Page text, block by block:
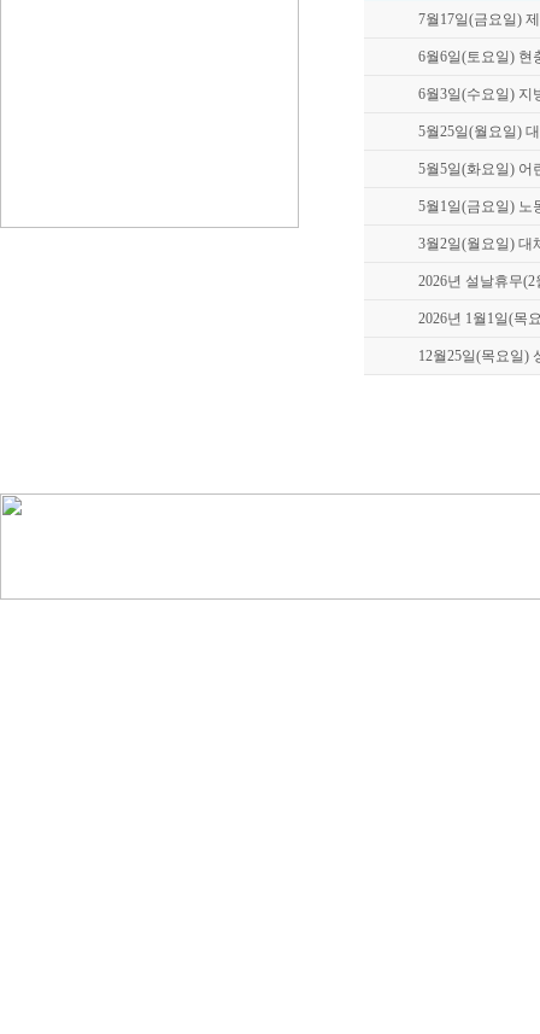
7월17일(금요일)
6월6일(토요일) 현
6월3일(수요일) 지
5월25일(월요일)
5월5일(화요일) 어
5월1일(금요일) 노
3월2일(월요일) 대
2026년 설날휴무
2026년 1월1일(목
12월25일(목요일)